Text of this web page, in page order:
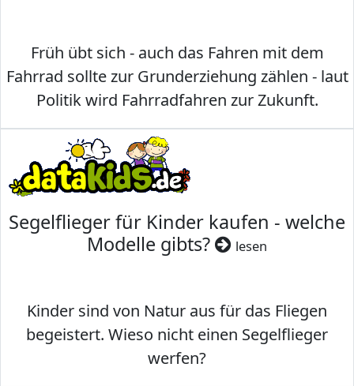
Früh übt sich - auch das Fahren mit dem
Fahrrad sollte zur Grunderziehung zählen - laut
Politik wird Fahrradfahren zur Zukunft.
Segelflieger für Kinder kaufen - welche
Modelle gibts?
lesen
Kinder sind von Natur aus für das Fliegen
begeistert. Wieso nicht einen Segelflieger
werfen?